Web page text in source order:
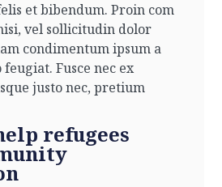
et bibendum. Proin com
vel sollicitudin dolor
condimentum ipsum a
Fusce nec ex
justo nec, pretium
refugees